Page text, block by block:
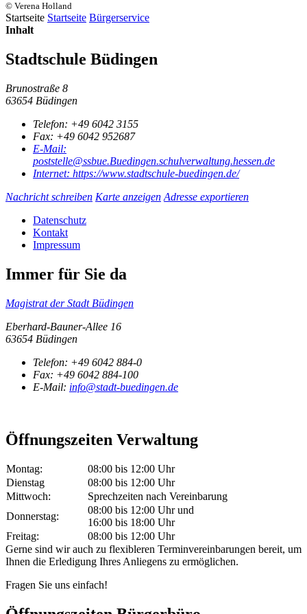
© Verena Holland
Startseite Startseite Bürgerservice
Inhalt
Stadtschule Büdingen
Brunostraße 8
63654 Büdingen
Telefon: +49 6042 3155
Fax: +49 6042 952687
E-Mail:
poststelle@ssbue.Buedingen.schulverwaltung.hessen.de
Internet: https://www.stadtschule-buedingen.de/
Nachricht schreiben Karte anzeigen Adresse exportieren
Datenschutz
Kontakt
Impressum
Immer für Sie da
Magistrat der Stadt Büdingen
Eberhard-Bauner-Allee 16
63654 Büdingen
Telefon: +49 6042 884-0
Fax: +49 6042 884-100
E-Mail: info@stadt-buedingen.de
Öffnungszeiten Verwaltung
Montag:
08:00 bis 12:00 Uhr
Dienstag
08:00 bis 12:00 Uhr
Mittwoch:
Sprechzeiten nach Vereinbarung
Donnerstag:
08:00 bis 12:00 Uhr und
16:00 bis 18:00 Uhr
Freitag:
08:00 bis 12:00 Uhr
Gerne sind wir auch zu flexibleren Terminvereinbarungen bereit, um
Ihnen die Erledigung Ihres Anliegens zu ermöglichen.
Fragen Sie uns einfach!